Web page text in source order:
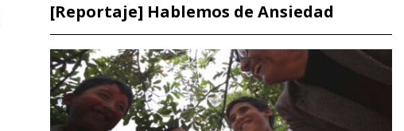
[Reportaje] Hablemos de Ansiedad